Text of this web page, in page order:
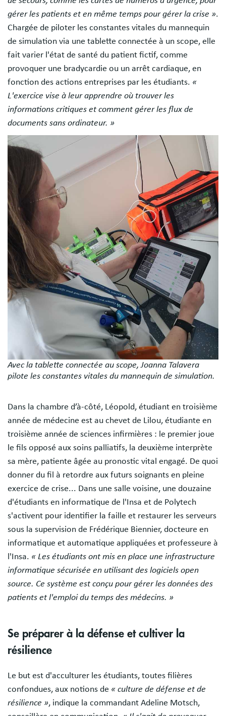
gérer les patients et en même temps pour gérer la crise ».
Chargée de piloter les constantes vitales du mannequin
de simulation via une tablette connectée à un scope, elle
fait varier l'état de santé du patient fictif, comme
provoquer une bradycardie ou un arrêt cardiaque, en
fonction des actions entreprises par les étudiants. «
L'exercice vise à leur apprendre où trouver les
informations critiques et comment gérer les flux de
documents sans ordinateur. »
Image
Avec la tablette connectée au scope, Joanna Talavera
pilote les constantes vitales du mannequin de simulation.
Dans la chambre d’à-côté, Léopold, étudiant en troisième
année de médecine est au chevet de Lilou, étudiante en
troisième année de sciences infirmières : le premier joue
le fils opposé aux soins palliatifs, la deuxième interprète
sa mère, patiente âgée au pronostic vital engagé. De quoi
donner du fil à retordre aux futurs soignants en pleine
exercice de crise... Dans une salle voisine, une douzaine
d'étudiants en informatique de l'Insa et de Polytech
s'activent pour identifier la faille et restaurer les serveurs
sous la supervision de Frédérique Biennier, docteure en
informatique et automatique appliquées et professeure à
l'Insa. « Les étudiants ont mis en place une infrastructure
informatique sécurisée en utilisant des logiciels open
source. Ce système est conçu pour gérer les données des
patients et l'emploi du temps des médecins. »
Se préparer à la défense et cultiver la
résilience
Le but est d'acculturer les étudiants, toutes filières
confondues, aux notions de « culture de défense et de
résilience », indique la commandant Adeline Motsch,